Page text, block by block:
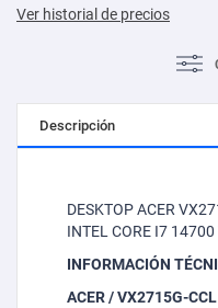
Ver historial de precios
Descripción
DESKTOP ACER
INTEL CORE I7
INFORMACIÓN
ACER / VX2715G-CCL